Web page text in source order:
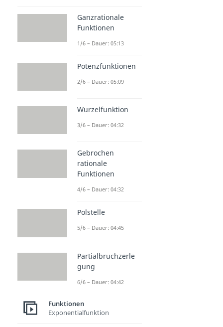
Ganzrationale
Funktionen
1/6 – Dauer: 05:13
Potenzfunktionen
2/6 – Dauer: 05:09
Wurzelfunktion
3/6 – Dauer: 04:32
Gebrochen
rationale
Funktionen
4/6 – Dauer: 04:32
Polstelle
5/6 – Dauer: 04:45
Partialbruchzerle
gung
6/6 – Dauer: 04:42
Funktionen
Exponentialfunktion